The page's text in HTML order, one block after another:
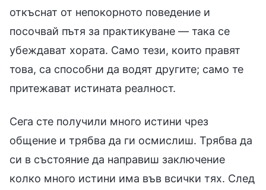
откъснат от непокорното поведение и
посочвай пътя за практикуване — така се
убеждават хората. Само тези, които правят
това, са способни да водят другите; само те
притежават истината реалност.
Сега сте получили много истини чрез
общение и трябва да ги осмислиш. Трябва да
си в състояние да направиш заключение
колко много истини има във всички тях. След